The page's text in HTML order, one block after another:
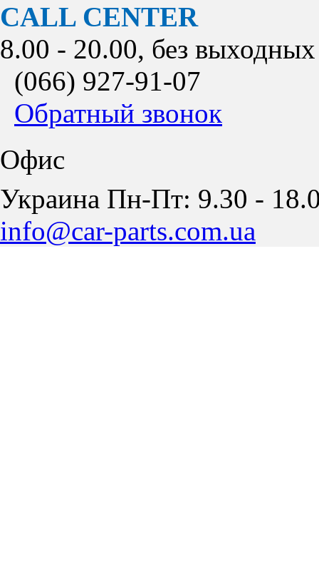
CALL CENTER
8.00 - 20.00, без выходных
(066) 927-91-07
Обратный звонок
Офис
Украина Пн-Пт: 9.30 -
info@car-parts.com.ua